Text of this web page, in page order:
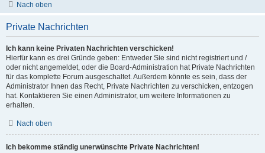
Nach oben
Private Nachrichten
Ich kann keine Privaten Nachrichten verschicken!
Hierfür kann es drei Gründe geben: Entweder Sie sind nicht registriert und /
oder nicht angemeldet, oder die Board-Administration hat Private Nachrichten
für das komplette Forum ausgeschaltet. Außerdem könnte es sein, dass der
Administrator Ihnen das Recht, Private Nachrichten zu verschicken, entzogen
hat. Kontaktieren Sie einen Administrator, um weitere Informationen zu
erhalten.
Nach oben
Ich bekomme ständig unerwünschte Private Nachrichten!